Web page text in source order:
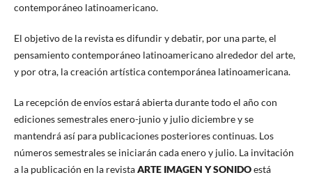
contemporáneo latinoamericano.
El objetivo de la revista es difundir y debatir, por una parte, el
pensamiento contemporáneo latinoamericano alrededor del arte,
y por otra, la creación artística contemporánea latinoamericana.
La recepción de envíos estará abierta durante todo el año con
ediciones semestrales enero-junio y julio diciembre y se
mantendrá así para publicaciones posteriores continuas. Los
números semestrales se iniciarán cada enero y julio. La invitación
a la publicación en la revistaARTE IMAGEN Y SONIDOestá